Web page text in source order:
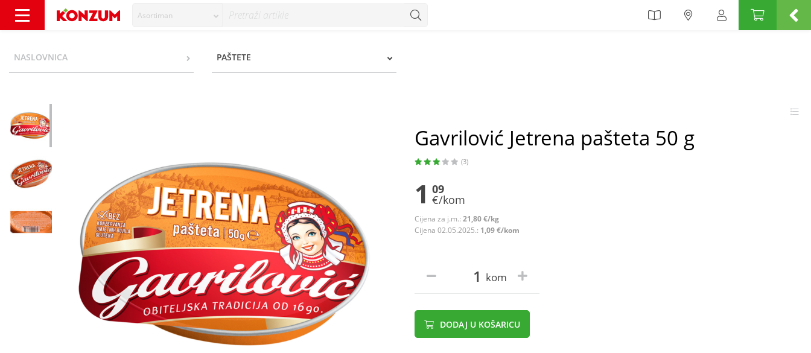
Asortiman
NASLOVNICA PAŠTETE
Gavrilović Jetrena pašteta 50 g
(3)
1 09
€/kom
Cijena za j.m.: 21,80 €/kg
Cijena 02.05.2025.: 1,09 €/kom
kom
DODAJ U KOŠARICU